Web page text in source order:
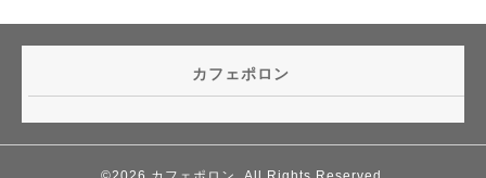
カフェポロン